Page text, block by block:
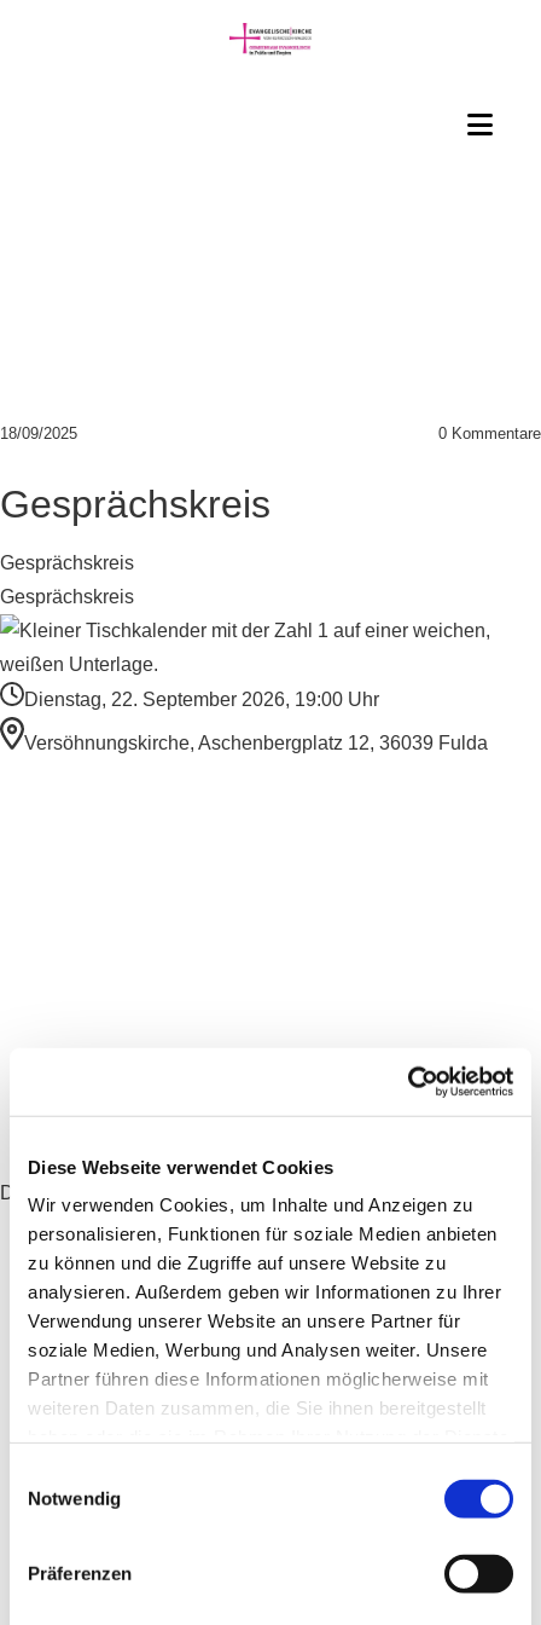
Diese Webseite verwendet Cookies
Wir verwenden Cookies, um Inhalte und Anzeigen zu
personalisieren, Funktionen für soziale Medien anbieten
zu können und die Zugriffe auf unsere Website zu
analysieren. Außerdem geben wir Informationen zu Ihrer
Verwendung unserer Website an unsere Partner für
soziale Medien, Werbung und Analysen weiter. Unsere
Partner führen diese Informationen möglicherweise mit
weiteren Daten zusammen, die Sie ihnen bereitgestellt
Notwendig
Präferenzen
18/09/2025 0 Kommentare
Gesprächskreis
Gesprächskreis
Gesprächskreis
Dienstag, 22. September 2026, 19:00 Uhr
Versöhnungskirche, Aschenbergplatz 12, 36039 Fulda
Dies könnte Sie auch interessieren